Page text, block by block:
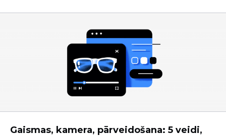
Gaismas, kamera, pārveidošana: 5 veidi,